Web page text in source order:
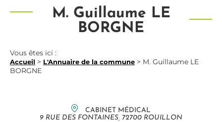
M. Guillaume LE
BORGNE
Vous êtes ici :
Accueil > L'Annuaire de la commune > M. Guillaume LE
BORGNE
CABINET MÉDICAL
9 RUE DES FONTAINES, 72700 ROUILLON